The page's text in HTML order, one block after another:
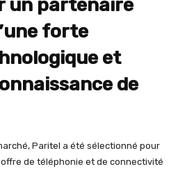
un partenaire
forte
et
de
Paritel a été sélectionné pour
de téléphonie et de connectivité